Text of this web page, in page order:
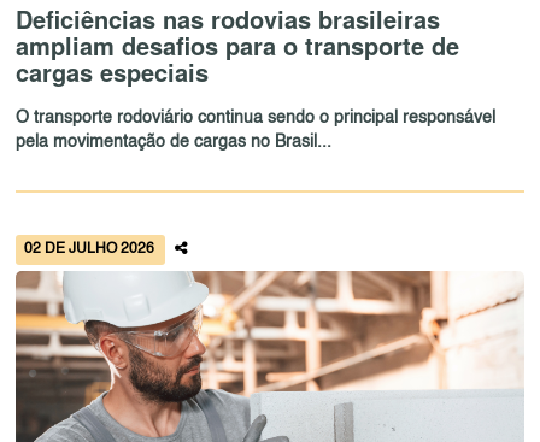
Deficiências nas rodovias brasileiras
ampliam desafios para o transporte de
cargas especiais
O transporte rodoviário continua sendo o principal responsável
pela movimentação de cargas no Brasil...
02 DE JULHO 2026